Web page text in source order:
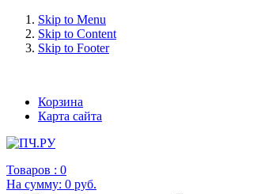
Skip to Menu
Skip to Content
Skip to Footer
Корзина
Карта сайта
Товаров : 0
На сумму: 0 руб.